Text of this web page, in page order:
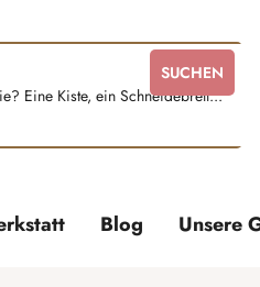
SUCHEN
Blog Unsere